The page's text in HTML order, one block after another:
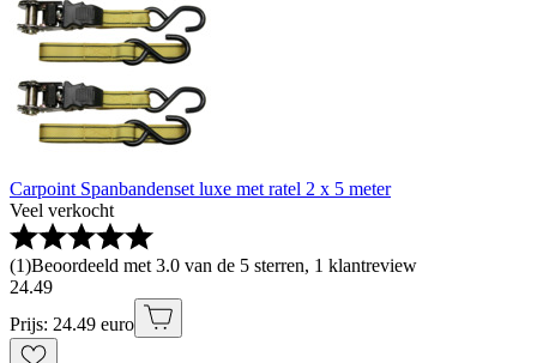
Carpoint Spanbandenset luxe met ratel 2 x 5 meter
Veel verkocht
(1)Beoordeeld met 3.0 van de 5 sterren, 1 klantreview
24.49
Prijs: 24.49 euro